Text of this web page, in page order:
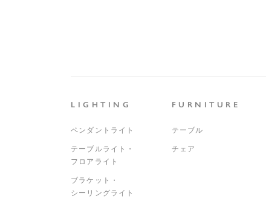
LIGHTING
ペンダントライト
テーブルライト・
フロアライト
ブラケット・
シーリングライト
FURNITURE
テーブル
チェア